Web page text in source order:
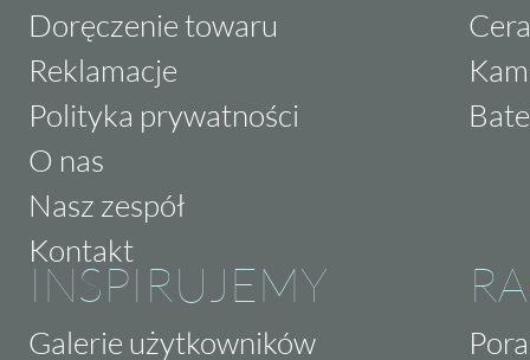
Doręczenie towaru
Reklamacje
Polityka prywatności
O nas
Nasz zespół
Kontakt
INSPIRUJEMY
Galerie użytkowników